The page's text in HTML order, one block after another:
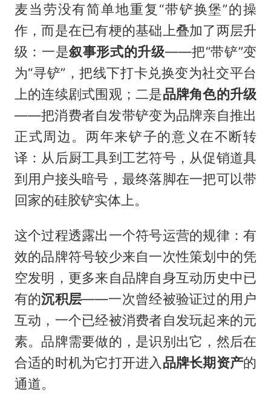
麦当劳没有简单地重复“带铲换堡”的操
作，而是在已有梗的基础上叠加了两层升
级：一是叙事形式的升级——把“带铲”变
为“寻铲”，把线下打卡兑换变为社交平台
上的连续剧式围观；二是品牌角色的升级
——把消费者自发带铲变为品牌亲自推出
正式周边。两年来铲子的意义在不断转
译：从后厨工具到工艺符号，从促销道具
到用户接头暗号，最终落脚在一把可以带
回家的硅胶铲实体上。
这个过程透露出一个符号运营的规律：有
效的品牌符号较少来自一次性策划中的凭
空发明，更多来自品牌自身互动历史中已
有的沉积层——一次曾经被验证过的用户
互动，一个已经被消费者自发玩起来的元
素。品牌需要做的，是识别出它，然后在
合适的时机为它打开进入品牌长期资产的
通道。